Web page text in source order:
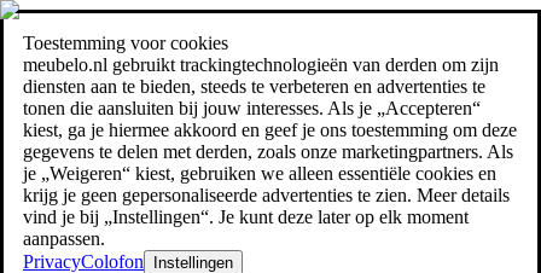
Toestemming voor cookies
meubelo.nl gebruikt trackingtechnologieën van derden om zijn
diensten aan te bieden, steeds te verbeteren en advertenties te
tonen die aansluiten bij jouw interesses. Als je „Accepteren“
kiest, ga je hiermee akkoord en geef je ons toestemming om deze
gegevens te delen met derden, zoals onze marketingpartners. Als
je „Weigeren“ kiest, gebruiken we alleen essentiële cookies en
krijg je geen gepersonaliseerde advertenties te zien. Meer details
vind je bij „Instellingen“. Je kunt deze later op elk moment
aanpassen.
PrivacyColofon
Instellingen
Zoeken
meubel jezelf de beste prijs!meubel jezelf de beste prijs!